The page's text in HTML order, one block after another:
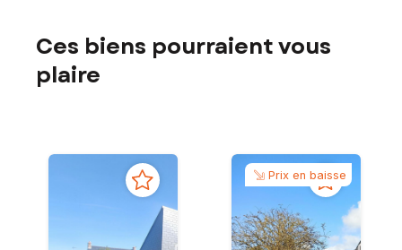
Ces biens pourraient vous
plaire
Prix en baisse